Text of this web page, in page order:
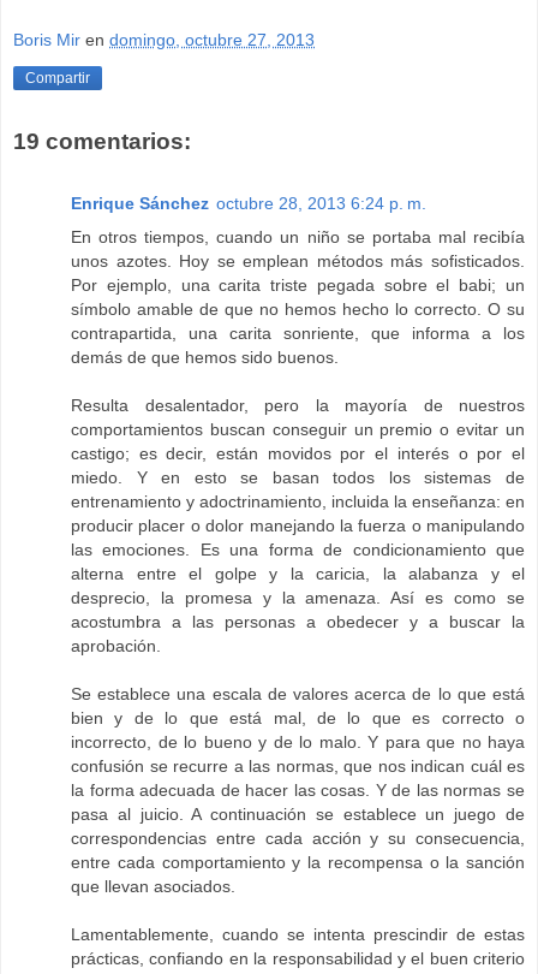
Boris Mir en domingo, octubre 27, 2013
Compartir
19 comentarios:
Enrique Sánchez octubre 28, 2013 6:24 p. m.
En otros tiempos, cuando un niño se portaba mal recibía
unos azotes. Hoy se emplean métodos más sofisticados.
Por ejemplo, una carita triste pegada sobre el babi; un
símbolo amable de que no hemos hecho lo correcto. O su
contrapartida, una carita sonriente, que informa a los
demás de que hemos sido buenos.
Resulta desalentador, pero la mayoría de nuestros
comportamientos buscan conseguir un premio o evitar un
castigo; es decir, están movidos por el interés o por el
miedo. Y en esto se basan todos los sistemas de
entrenamiento y adoctrinamiento, incluida la enseñanza: en
producir placer o dolor manejando la fuerza o manipulando
las emociones. Es una forma de condicionamiento que
alterna entre el golpe y la caricia, la alabanza y el
desprecio, la promesa y la amenaza. Así es como se
acostumbra a las personas a obedecer y a buscar la
aprobación.
Se establece una escala de valores acerca de lo que está
bien y de lo que está mal, de lo que es correcto o
incorrecto, de lo bueno y de lo malo. Y para que no haya
confusión se recurre a las normas, que nos indican cuál es
la forma adecuada de hacer las cosas. Y de las normas se
pasa al juicio. A continuación se establece un juego de
correspondencias entre cada acción y su consecuencia,
entre cada comportamiento y la recompensa o la sanción
que llevan asociados.
Lamentablemente, cuando se intenta prescindir de estas
prácticas, confiando en la responsabilidad y el buen criterio